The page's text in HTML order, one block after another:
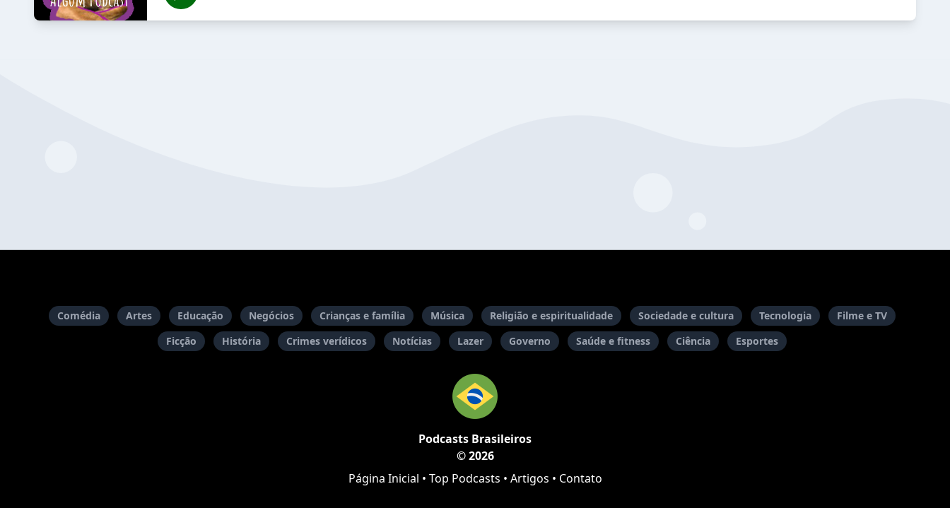
Comédia Artes Educação Negócios Crianças e família Música Religião e espiritualidade Sociedade e cultura Tecnologia
Filme e TV
Ficção
História Crimes verídicos Notícias Lazer Governo Saúde e fitness Ciência Esportes
Podcasts Brasileiros
© 2026
Página Inicial • Top Podcasts • Artigos • Contato